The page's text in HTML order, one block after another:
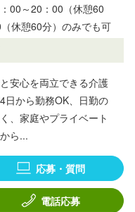
00～20：00（休憩60
休憩60分）のみでも可
安心を両立できる介護
から勤務OK、日勤の
、家庭やプライベート
ら...
応募・質問
電話応募